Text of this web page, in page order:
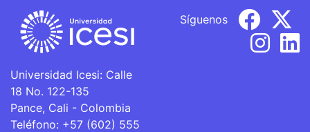
Universidad Icesi: Calle
18 No. 122-135
Pance, Cali - Colombia
Teléfono: +57 (602) 555
Síguenos